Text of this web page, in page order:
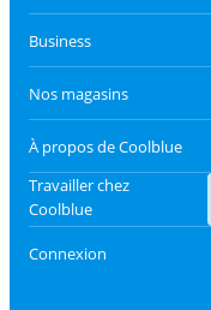
Business
Nos magasins
À propos de Coolblue
Travailler chez
Coolblue
Connexion